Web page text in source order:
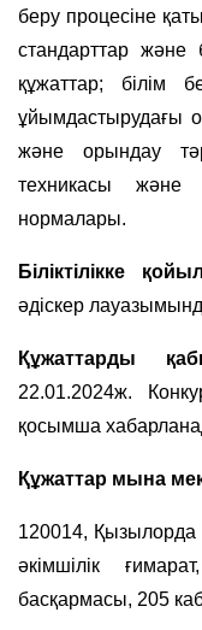
беру процесіне
стандарттар және
құжаттар; білім
ұйымдастырудағы
және орындау
техникасы және
нормалары.
Біліктілікке
әдіскер
Құжаттарды
22.01.2024ж.
қосымша
Құжаттар мына
120014, Қызылорда
әкімшілік
басқармасы, 205